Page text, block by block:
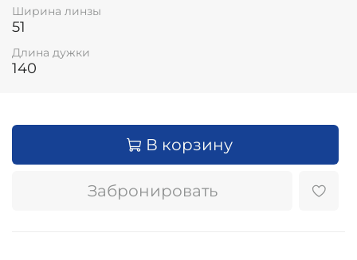
Ширина линзы
51
Длина дужки
140
В корзину
Забронировать